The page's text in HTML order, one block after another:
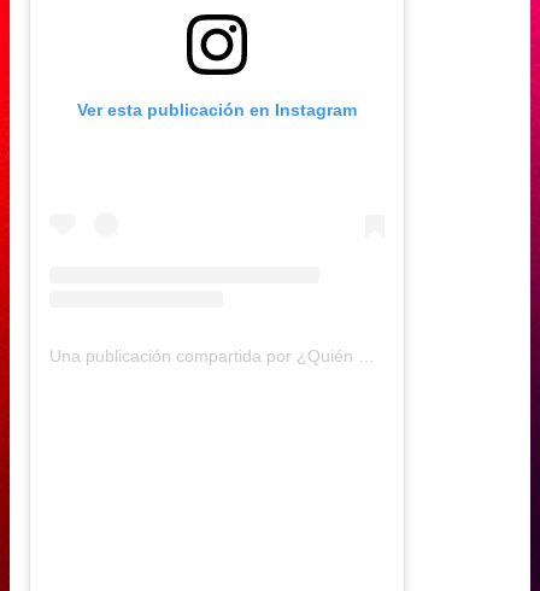
Ver esta publicación en Instagram
Una publicación compartida por ¿Quién Dijo Qué? (@quiendijoque.cl)